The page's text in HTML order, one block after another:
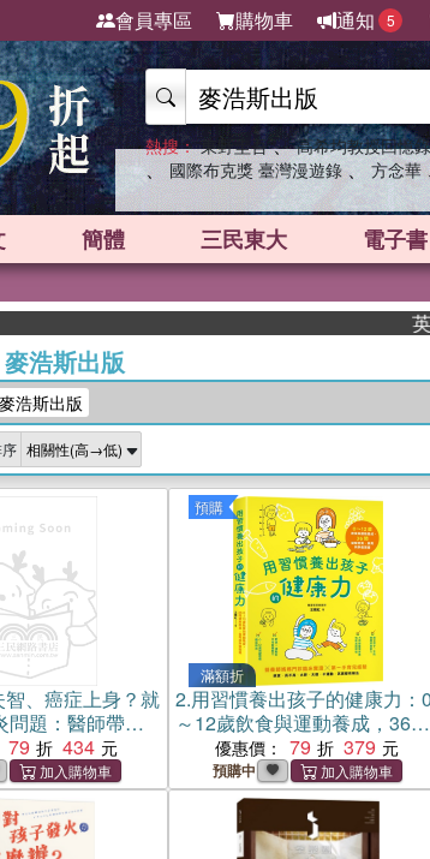
會員專區 購物車 通知 5
熱搜： 東野圭吾 、 高希均教授回憶錄
、 國際布克獎 臺灣漫遊錄 、 方念華
簡體 三民東大 電子書
英國出版
麥浩斯出版
浩斯出版
、癌症上身？就
問題：醫師帶你
，從熱、濕、
對症調理，26道
，輕鬆吃出不生
79 434
預購
滿額折
2.用習慣養出孩子的健康力：0
～12歲飲食與運動養成，36問
破解挑食、長高與胖瘦困擾
優惠價： 79 379
預購中